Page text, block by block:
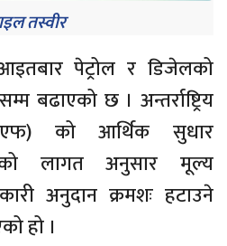
तस्वीर
पेट्रोल र डिजेलको
बढाएको छ । अन्तर्राष्ट्रिय
को आर्थिक सुधार
लागत अनुसार मूल्य
अनुदान क्रमशः हटाउने
हो ।